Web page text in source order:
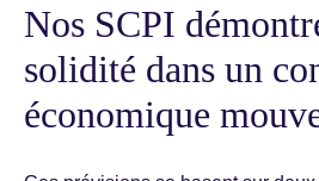
Nos SCPI
solidité dans un
économique